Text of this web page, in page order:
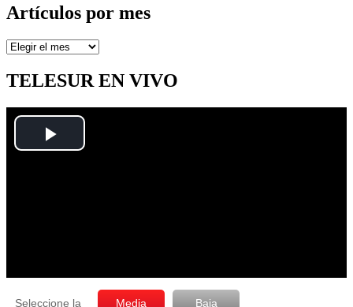
Artículos por mes
Artículos
mes
TELESUR EN VIVO